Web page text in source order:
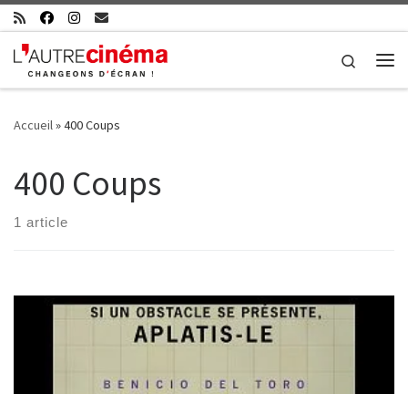
Skip to content
Search
Accueil»400 Coups
400 Coups
1 article